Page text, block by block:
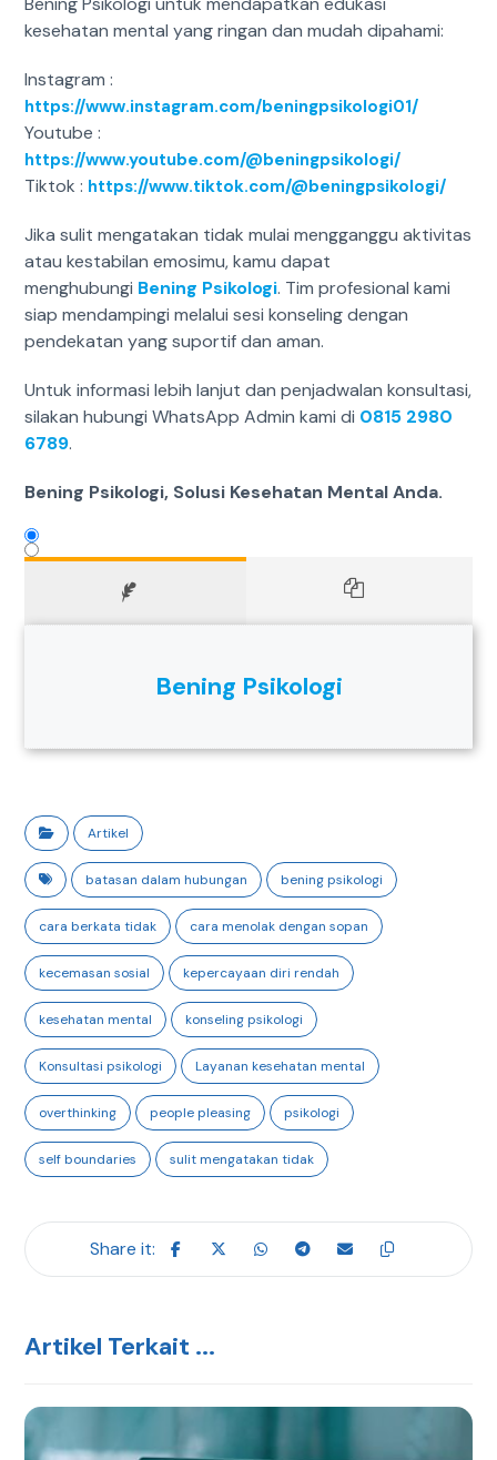
kesehatan mental yang ringan dan mudah dipahami:
Instagram :
https://www.instagram.com/beningpsikologi01/
Youtube :
https://www.youtube.com/@beningpsikologi/
Tiktok : https://www.tiktok.com/@beningpsikologi/
Jika sulit mengatakan tidak mulai mengganggu aktivitas
atau kestabilan emosimu, kamu dapat
menghubungi Bening Psikologi. Tim profesional kami
siap mendampingi melalui sesi konseling dengan
pendekatan yang suportif dan aman.
Untuk informasi lebih lanjut dan penjadwalan konsultasi,
silakan hubungi WhatsApp Admin kami di 0815 2980
6789.
Bening Psikologi, Solusi Kesehatan Mental Anda.
Bening Psikologi
Artikel
batasan dalam hubungan bening psikologi
cara berkata tidak cara menolak dengan sopan
kecemasan sosial kepercayaan diri rendah
kesehatan mental konseling psikologi
Konsultasi psikologi Layanan kesehatan mental
overthinking people pleasing psikologi
self boundaries sulit mengatakan tidak
Artikel Terkait ...